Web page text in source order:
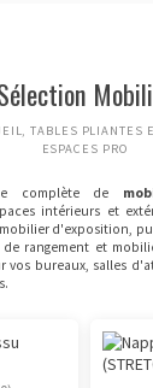
TABLES PLIANTES
ESPACES PRO
complète de
intérieurs et
d'exposition,
rangement et
bureaux, salles